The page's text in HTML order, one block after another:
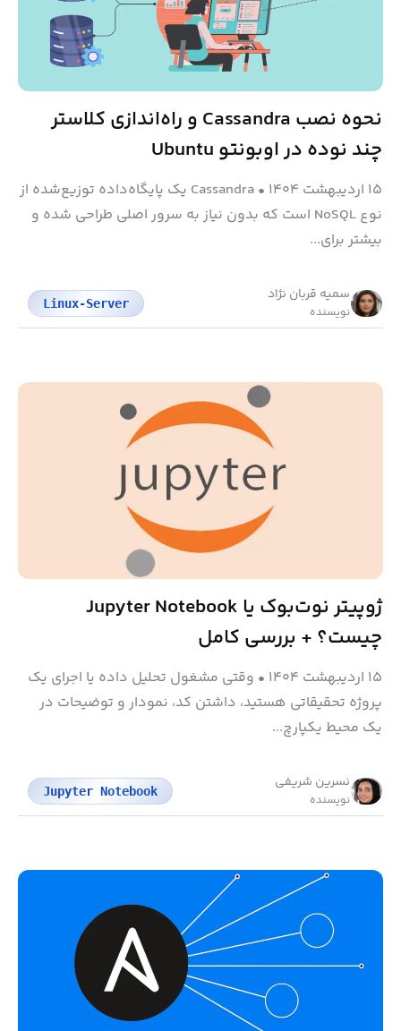
نحوه نصب Cassandra و راه‌اندازی کلاستر
چند نوده در اوبونتو Ubuntu
۱۵ اردیبهشت ۱۴۰۴ •
Cassandra یک پایگاه‌داده توزیع‌شده از
نوع NoSQL است که بدون نیاز به سرور اصلی طراحی شده و
بیشتر برای...
سمیه قربان نژاد
نویسنده
Linux-Server
ژوپیتر نوت‌بوک یا Jupyter Notebook
چیست؟ + بررسی کامل
۱۵ اردیبهشت ۱۴۰۴ • وقتی مشغول تحلیل داده یا اجرای یک
پروژه تحقیقاتی هستید، داشتن کد، نمودار و توضیحات در
یک محیط یکپارچ...
نسرین شریفی
نویسنده
Jupyter Notebook